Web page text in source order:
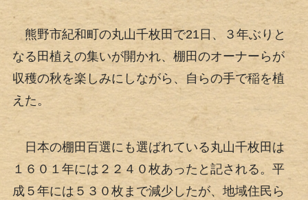
熊野市紀和町の丸山千枚田で21日、３年ぶりと
なる田植えの集いが開かれ、棚田のオーナーらが
収穫の秋を楽しみにしながら、自らの手で稲を植
えた。
日本の棚田百選にも選ばれている丸山千枚田は
１６０１年には２２４０枚あったと記される。平
成５年には５３０枚まで減少したが、地域住民ら